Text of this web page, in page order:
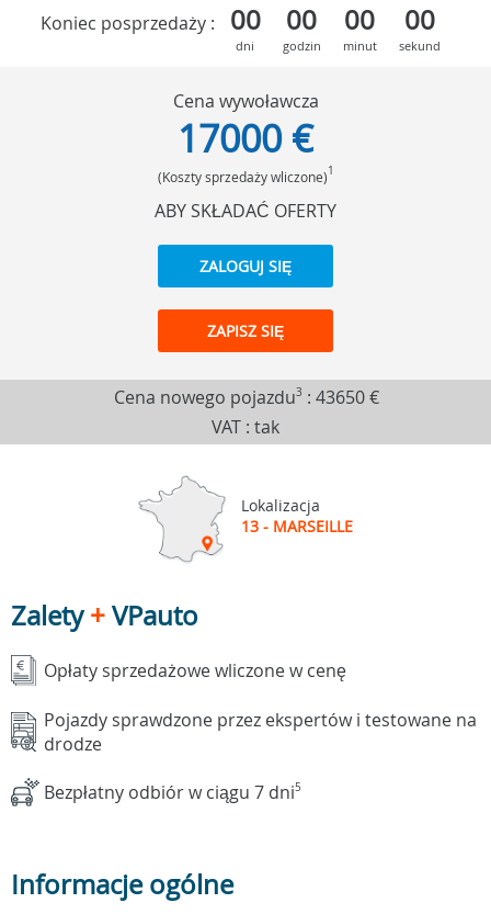
Koniec posprzedaży :
00
dni
00
godzin
00
minut
00
sekund
Cena wywoławcza
17000 €
(Koszty sprzedaży wliczone)1
ABY SKŁADAĆ OFERTY
ZALOGUJ SIĘ
ZAPISZ SIĘ
Cena nowego pojazdu3 :43650 €
VAT : tak
Lokalizacja
13 - MARSEILLE
Zalety+VPauto
Opłaty sprzedażowe wliczone w cenę
Pojazdy sprawdzone przez ekspertów i testowane na
drodze
Bezpłatny odbiór w ciągu 7 dni5
Informacje ogólne